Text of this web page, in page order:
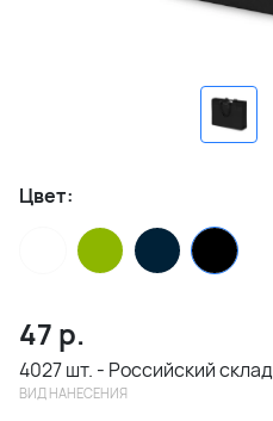
Цвет:
47 р.
4027 шт. - Российский склад
ВИД НАНЕСЕНИЯ